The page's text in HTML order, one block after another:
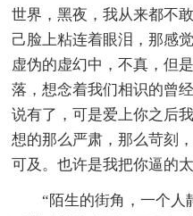
世界，黑夜，我从来都不
己脸上粘连着眼泪，那感
虚伪的虚幻中，不真，但
落，想念着我们相识的曾
说有了，可是爱上你之后
想的那么严肃，那么苛刻
可及。也许是我把你逼的
“陌生的街角，一个人